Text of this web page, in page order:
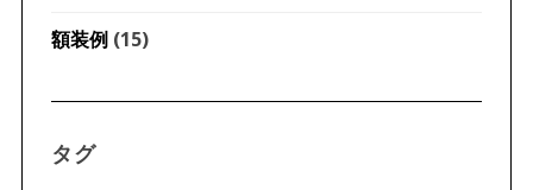
額装例(15)
タグ